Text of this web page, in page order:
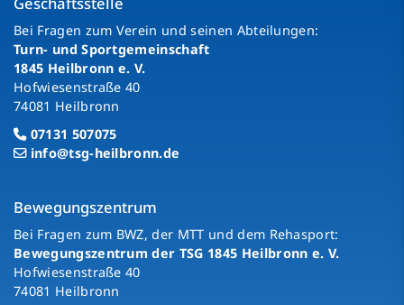
Bei Fragen zum Verein und seinen Abteilungen:
Turn- und Sportgemeinschaft
1845 Heilbronn e. V.
Hofwiesenstraße 40
74081 Heilbronn
07131 507075
info@tsg-heilbronn.de
Bewegungszentrum
Bei Fragen zum BWZ, der MTT und dem Rehasport:
Bewegungszentrum der TSG 1845 Heilbronn e. V.
Hofwiesenstraße 40
74081 Heilbronn